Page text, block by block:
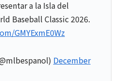
a la Isla del
Baseball Classic 2026.
GMYExmE0Wz
December